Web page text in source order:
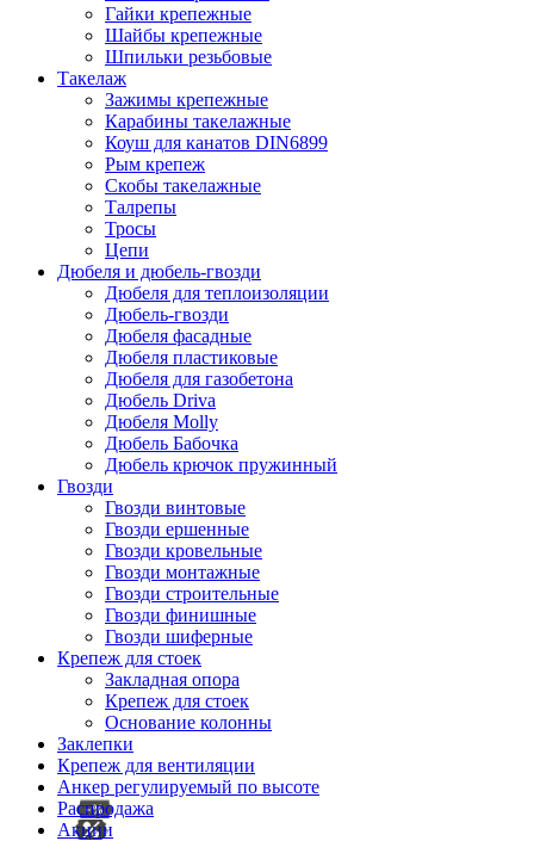
Гайки крепежные
Шайбы крепежные
Шпильки резьбовые
Такелаж
Зажимы крепежные
Карабины такелажные
Коуш для канатов DIN6899
Рым крепеж
Скобы такелажные
Талрепы
Тросы
Цепи
Дюбеля и дюбель-гвозди
Дюбеля для теплоизоляции
Дюбель-гвозди
Дюбеля фасадные
Дюбеля пластиковые
Дюбеля для газобетона
Дюбель Driva
Дюбеля Molly
Дюбель Бабочка
Дюбель крючок пружинный
Гвозди
Гвозди винтовые
Гвозди ершенные
Гвозди кровельные
Гвозди монтажные
Гвозди строительные
Гвозди финишные
Гвозди шиферные
Крепеж для стоек
Закладная опора
Крепеж для стоек
Основание колонны
Заклепки
Крепеж для вентиляции
Анкер регулируемый по высоте
Распродажа
Акции